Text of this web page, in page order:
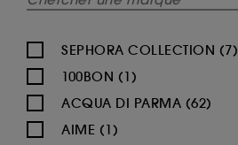
SEPHORA COLLECTION (7)
100BON (1)
ACQUA DI PARMA (62)
AIME (1)